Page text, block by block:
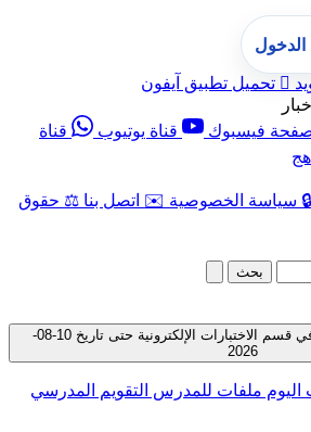
 تحميل تطبيق آيفون
فيسبوك قناة يوتيوب
قناة
🔒 سياسة الخصوصية ✉️ اتصل بنا ⚖️ حقوق
بحث
جميع الملفات المتوفرة في قسم الاختبارات الإلكترونية حتى تاريخ 10-08-
2026
اليوم ملفات للمدرس التقويم المدرسي